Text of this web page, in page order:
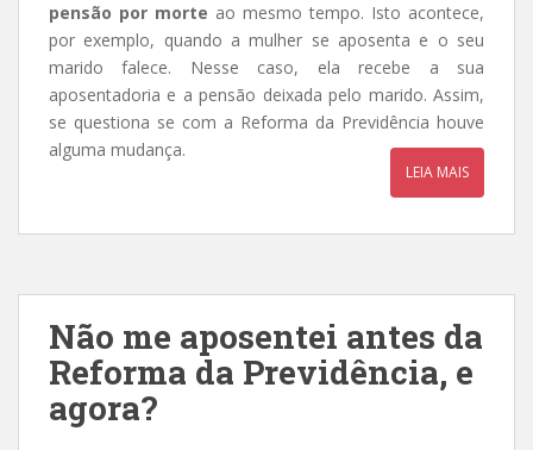
pensão por morte ao mesmo tempo. Isto acontece,
por exemplo, quando a mulher se aposenta e o seu
marido falece. Nesse caso, ela recebe a sua
aposentadoria e a pensão deixada pelo marido. Assim,
se questiona se com a Reforma da Previdência houve
alguma mudança.
LEIA MAIS
Não me aposentei antes da
Reforma da Previdência, e
agora?